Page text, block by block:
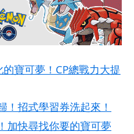
寶可夢！CP總戰力大提
！招式學習券洗起來！
加快尋找你要的寶可夢